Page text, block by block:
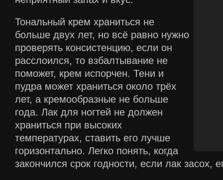
Тональный крем храниться не
больше двух лет, но всё равно нужно
проверять консистенцию, если он
расслоился, то взбалтывание не
поможет, крем испорчен. Тени и
пудра может храниться около трёх
лет, а кремообразные не больше
года. Лак для ногтей не должен
храниться при высоких
температурах, ставить его лучше
горизонтально. Легко понять, когда
закончился срок годности, если лак засох,